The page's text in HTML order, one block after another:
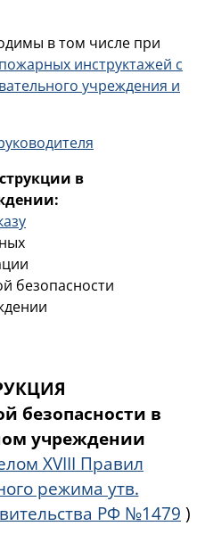
в том числе при
инструктажей с
учреждения и
в
безопасности
безопасности в
учреждении
XVIII Правил
режима утв.
РФ №1479 )